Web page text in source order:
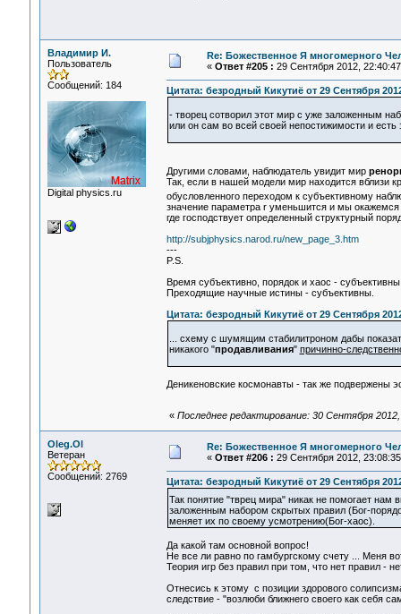
Владимир И.
Пользователь
Сообщений: 184
Digital physics.ru
Re: Божественное Я многомерного
« Ответ #205 : 29 Сентября 2012,
Цитата: безродный Кикутиё от 29 Сентября
- творец сотворил этот мир с уже заложенным
или он сам во всей своей непостижимости и
Другими словами, наблюдатель увидит мир
Так, если в нашей модели мир находится вблизи
обусловленного переходом к субъективному
значение параметра r уменьшится и мы окажемся
где господствует определенный структурный
http://subjphysics.narod.ru/new_page_3.htm
---
P.S.
Время субъективно, порядок и хаос -
Преходящие научные истины - субъективны.
Цитата: безродный Кикутиё от 29 Сентября
... схему с шумящим стабилитроном дабы
никакого "продавливания" причинно-
Деникеновские космонавты - так же подвержены
« Последнее редактирование: 30 Сентября
Oleg.Ol
Ветеран
Сообщений: 2769
Re: Божественное Я многомерного
« Ответ #206 : 29 Сентября 2012,
Цитата: безродный Кикутиё от 29 Сентября
Так понятие "тврец мира" никак не помогает нам
заложенным набором скрытых правил (Бог-
меняет их по своему усмотрению(Бог-хаос).
Да какой там основной вопрос!
Не все ли равно по гамбургскому счету ... Меня
Теория игр без правил при том, что нет правил -
Отнесись к этому с позиции здорового
следствие - "возлюби ближнего своего как себя